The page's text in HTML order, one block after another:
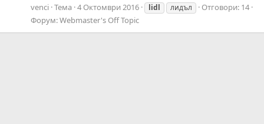
venci Тема 4 Октомври 2016 lidl лидъл
Отговори: 14
Форум:Webmaster's Off Topic